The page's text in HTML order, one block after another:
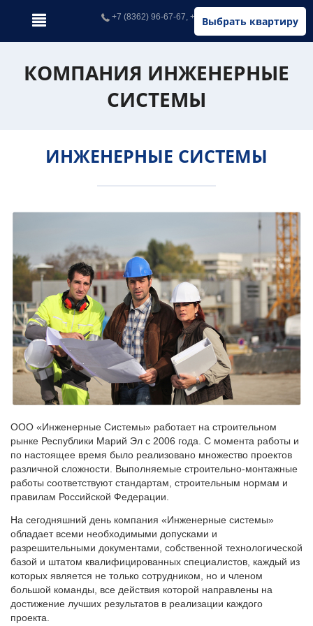
Выбрать квартиру
+7 (8362) 96-67-67, +7 (902) 326-67-67
КОМПАНИЯ ИНЖЕНЕРНЫЕ
СИСТЕМЫ
ИНЖЕНЕРНЫЕ СИСТЕМЫ
ООО «Инженерные Системы» работает на строительном
рынке Республики Марий Эл с 2006 года. С момента работы и
по настоящее время было реализовано множество проектов
различной сложности. Выполняемые строительно-монтажные
работы соответствуют стандартам, строительным нормам и
правилам Российской Федерации.
На сегодняшний день компания «Инженерные системы»
обладает всеми необходимыми допусками и
разрешительными документами, собственной технологической
базой и штатом квалифицированных специалистов, каждый из
которых является не только сотрудником, но и членом
большой команды, все действия которой направлены на
достижение лучших результатов в реализации каждого
проекта.